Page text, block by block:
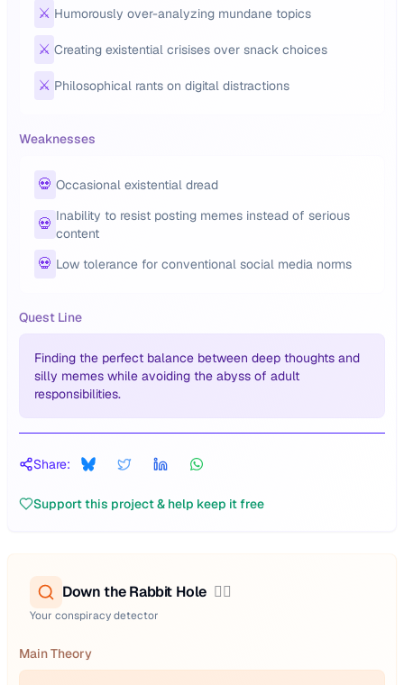
⚔️ Humorously over-analyzing mundane topics
⚔️ Creating existential crisises over snack choices
⚔️ Philosophical rants on digital distractions
Weaknesses
💀 Occasional existential dread
💀 Inability to resist posting memes instead of serious
content
💀 Low tolerance for conventional social media norms
Quest Line
Finding the perfect balance between deep thoughts and
silly memes while avoiding the abyss of adult
responsibilities.
Share:
Support this project & help keep it free
Down the Rabbit Hole 🕵️‍♂️
Your conspiracy detector
Main Theory